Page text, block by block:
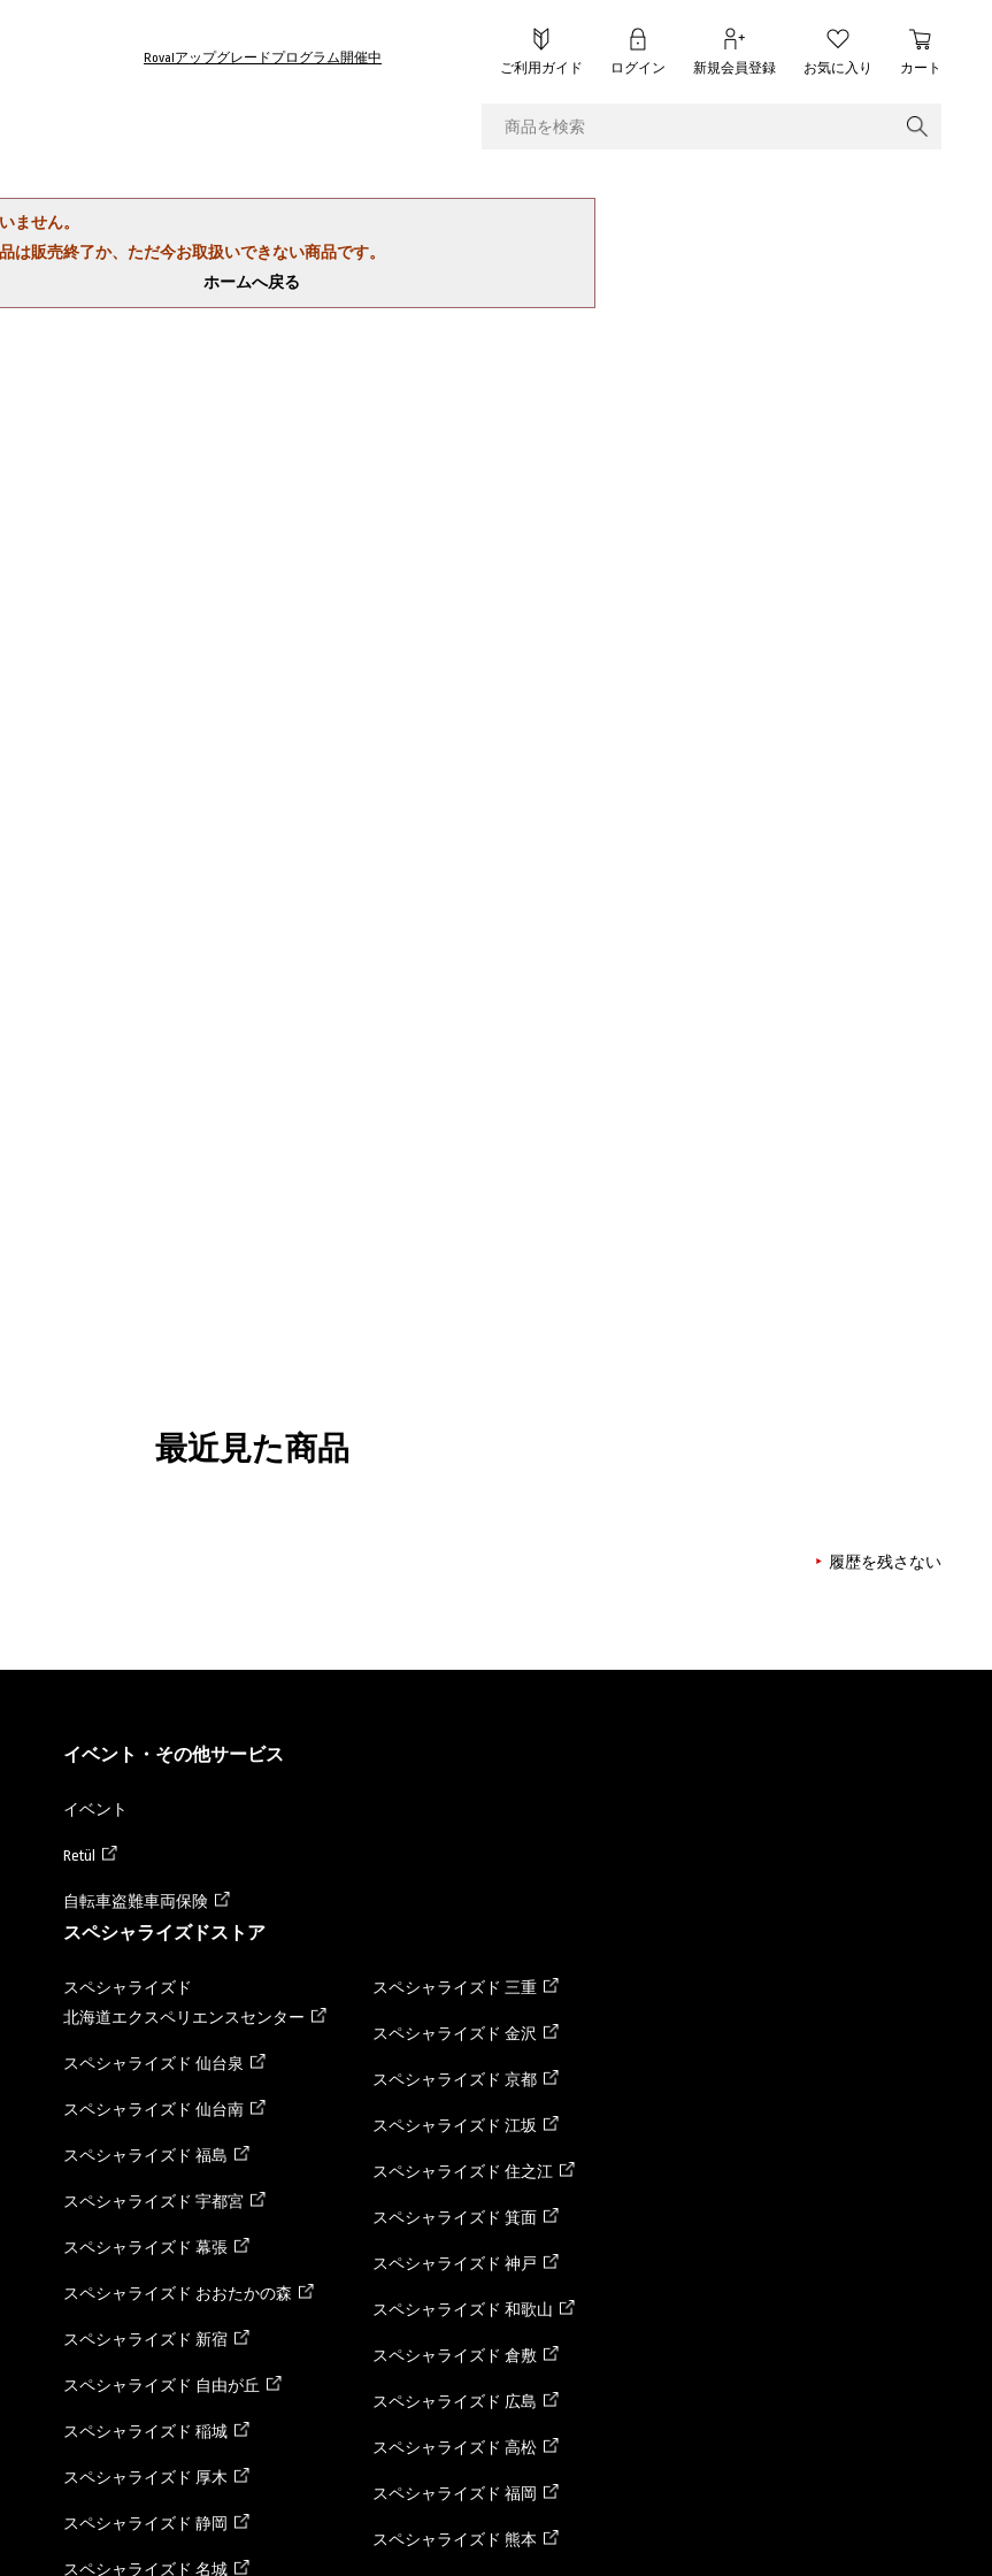
Rovalアップグレードプログラム開催中
ご利用ガイド ログイン 新規会員登録 お気に入り カート
ません。
は販売終了か、ただ今お取扱いできない商品です。
ホームへ戻る
最近見た商品
履歴を残さない
イベント・その他サービス
イベント
Retül
自転車盗難車両保険
スペシャライズドストア
スペシャライズド
北海道エクスペリエンスセンター
スペシャライズド 仙台泉
スペシャライズド 仙台南
スペシャライズド 福島
スペシャライズド 宇都宮
スペシャライズド 幕張
スペシャライズド おおたかの森
スペシャライズド 新宿
スペシャライズド 自由が丘
スペシャライズド 稲城
スペシャライズド 厚木
スペシャライズド 静岡
スペシャライズド 名城
スペシャライズド 三重
スペシャライズド 金沢
スペシャライズド 京都
スペシャライズド 江坂
スペシャライズド 住之江
スペシャライズド 箕面
スペシャライズド 神戸
スペシャライズド 和歌山
スペシャライズド 倉敷
スペシャライズド 広島
スペシャライズド 高松
スペシャライズド 福岡
スペシャライズド 熊本